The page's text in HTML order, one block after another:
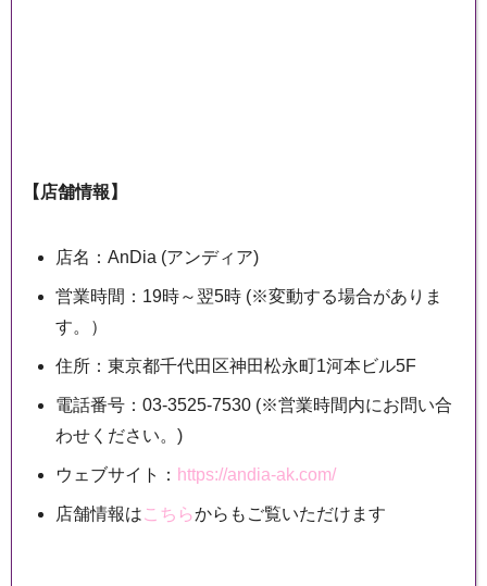
【店舗情報】
店名：AnDia (アンディア)
営業時間：19時～翌5時 (※変動する場合がありま
す。）
住所：東京都千代田区神田松永町1河本ビル5F
電話番号：03-3525-7530 (※営業時間内にお問い合
わせください。)
ウェブサイト： https://andia-ak.com/
店舗情報はこちらからもご覧いただけます